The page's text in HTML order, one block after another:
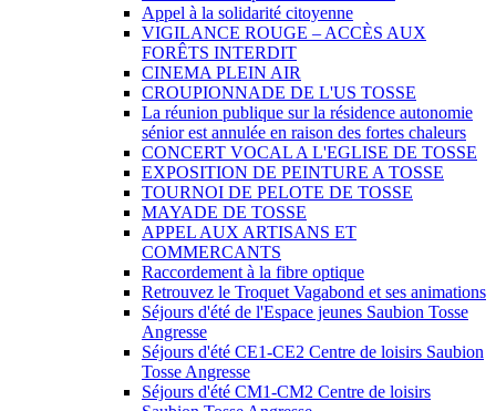
Appel à la solidarité citoyenne
VIGILANCE ROUGE – ACCÈS AUX
FORÊTS INTERDIT
CINEMA PLEIN AIR
CROUPIONNADE DE L'US TOSSE
La réunion publique sur la résidence autonomie
sénior est annulée en raison des fortes chaleurs
CONCERT VOCAL A L'EGLISE DE TOSSE
EXPOSITION DE PEINTURE A TOSSE
TOURNOI DE PELOTE DE TOSSE
MAYADE DE TOSSE
APPEL AUX ARTISANS ET
COMMERCANTS
Raccordement à la fibre optique
Retrouvez le Troquet Vagabond et ses animations
Séjours d'été de l'Espace jeunes Saubion Tosse
Angresse
Séjours d'été CE1-CE2 Centre de loisirs Saubion
Tosse Angresse
Séjours d'été CM1-CM2 Centre de loisirs